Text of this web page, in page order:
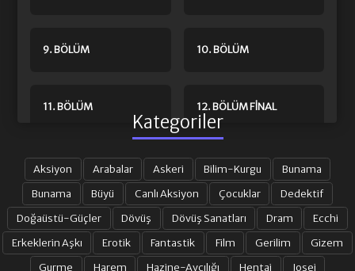
9. BÖLÜM 10. BÖLÜM
11. BÖLÜM 12. BÖLÜM FINAL
Kategoriler
Aksiyon Arabalar Askeri Bilim-Kurgu
Bunama
Bunama
Büyü Canlı Aksiyon Çocuklar
Dedektif
Doğaüstü-Güçler
Dövüş Dövüş Sanatları Dram
Ecchi
Erkeklerin Aşkı
Erotik Fantastik Film Gerilim
Gizem
Gurme
Harem Hazine-Avcılığı Hentai Josei